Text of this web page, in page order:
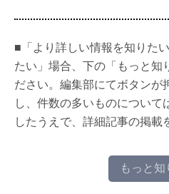
■「より詳しい情報を知りた
たい」場合、下の「もっと知
ださい。編集部にてボタンが
し、件数の多いものについ
したうえで、詳細記事の掲載
もっと知